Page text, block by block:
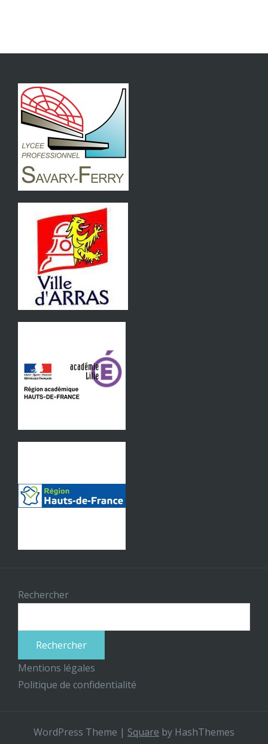
Rechercher
Rechercher
Mentions légales
Politique de confidentialité
WordPress Theme | Square by HashThemes